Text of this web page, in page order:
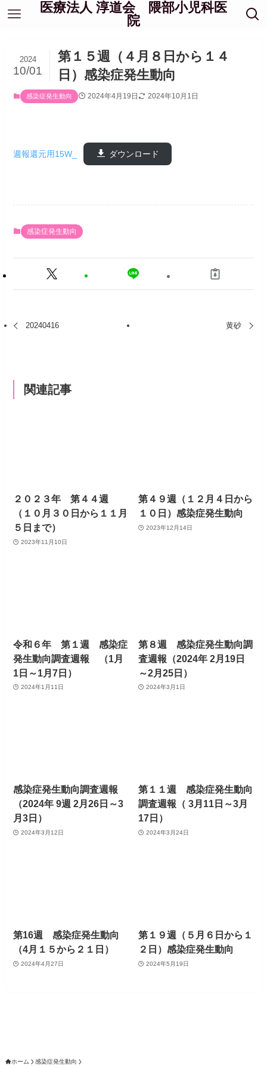
医療法人 淳道会 隈部小児科医
院
第１５週（４月８日から１４
日）感染症発生動向
2024
10/01
感染症発生動向 2024年4月19日 2024年10月1日
週報還元用15W_ ダウンロード
感染症発生動向
20240416 黄砂
関連記事
２０２３年 第４４週
（１０月３０日から１１月
５日まで）
2023年11月10日
第４９週（１２月４日から
１０日）感染症発生動向
2023年12月14日
令和６年 第１週 感染症
発生動向調査週報 （1月
1日～1月7日）
2024年1月11日
第８週 感染症発生動向調
査週報（2024年 2月19日
～2月25日）
2024年3月1日
感染症発生動向調査週報
（2024年 9週 2月26日～3
月3日）
2024年3月12日
第１１週 感染症発生動向
調査週報（ 3月11日～3月
17日）
2024年3月24日
第16週 感染症発生動向
（4月１５から２１日）
2024年4月27日
第１９週（５月６日から１
２日）感染症発生動向
2024年5月19日
ホーム 感染症発生動向